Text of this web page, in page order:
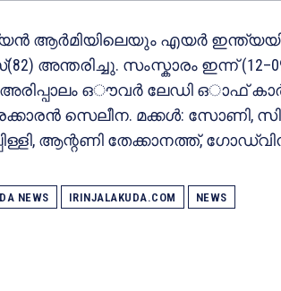
ആർമിയിലെയും എയർ
അന്തരിച്ചു. സംസ്കാരം ഇന്ന്
അരിപ്പാലം ഒൗവർ ലേഡി ഒാഫ്
സെലീന. മക്കൾ: സോണി,
ആന്റണി തേക്കാനത്ത്,
NEWS IRINJALAKUDA.COM NEWS